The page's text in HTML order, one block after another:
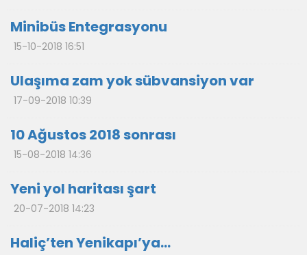
Minibüs Entegrasyonu
15-10-2018 16:51
Ulaşıma zam yok sübvansiyon var
17-09-2018 10:39
10 Ağustos 2018 sonrası
15-08-2018 14:36
Yeni yol haritası şart
20-07-2018 14:23
Haliç’ten Yenikapı’ya…